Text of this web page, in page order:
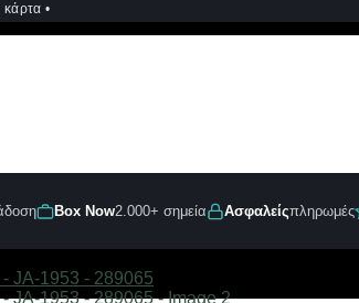
•
Box Now2.000+ σημεία Ασφαλείςπληρωμές